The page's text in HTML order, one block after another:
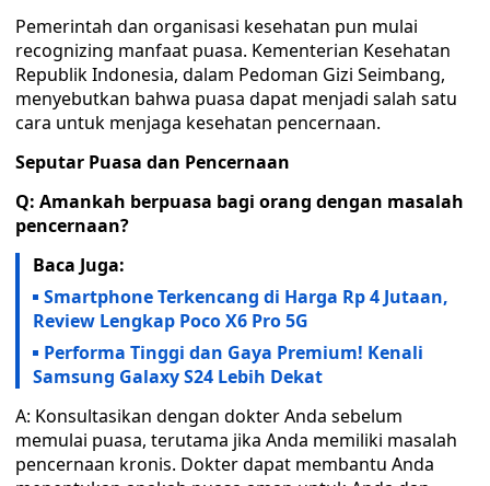
Pemerintah dan organisasi kesehatan pun mulai
recognizing manfaat puasa. Kementerian Kesehatan
Republik Indonesia, dalam Pedoman Gizi Seimbang,
menyebutkan bahwa puasa dapat menjadi salah satu
cara untuk menjaga kesehatan pencernaan.
Seputar Puasa dan Pencernaan
Q: Amankah berpuasa bagi orang dengan masalah
pencernaan?
Baca Juga:
Smartphone Terkencang di Harga Rp 4 Jutaan,
Review Lengkap Poco X6 Pro 5G
Performa Tinggi dan Gaya Premium! Kenali
Samsung Galaxy S24 Lebih Dekat
A: Konsultasikan dengan dokter Anda sebelum
memulai puasa, terutama jika Anda memiliki masalah
pencernaan kronis. Dokter dapat membantu Anda